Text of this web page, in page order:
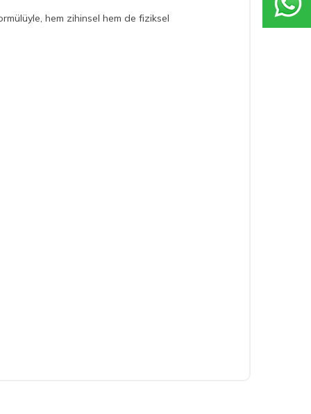
hem zihinsel hem de fiziksel